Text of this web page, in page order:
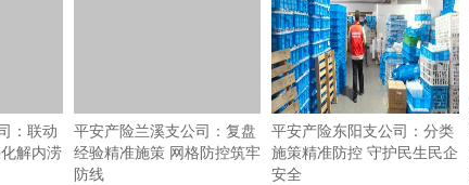
：联动
解内涝
平安产险兰溪支公司：复盘
经验精准施策 网格防控筑牢
防线
平安产险东阳支公司：分类
施策精准防控 守护民生民企
安全